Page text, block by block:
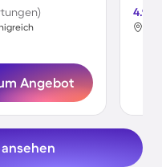
Angebot
4.9